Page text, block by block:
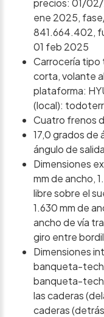
precios: 01/
ene 2025,
841.664.402,
01 feb 2025
Carrocería
corta, volante
plataforma:
(local):
Cuatro frenos
17,0 grados de
ángulo de salida
Dimensiones
mm de ancho,
libre sobre el
1.630 mm de
ancho de vía
giro entre
Dimensiones
banqueta-
banqueta-
las caderas
caderas